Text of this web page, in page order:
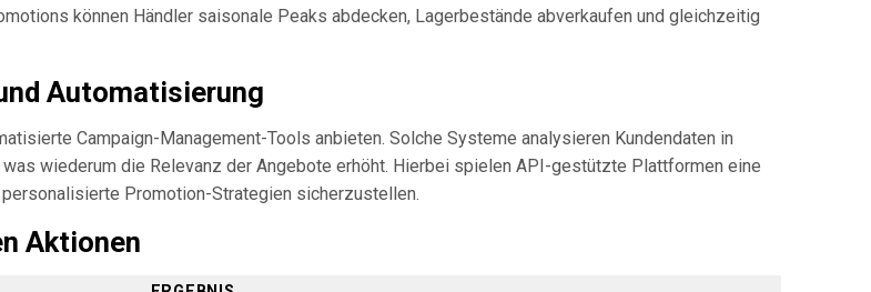
können Händler saisonale Peaks abdecken, Lagerbestände abverkaufen und gleichzeitig
Automatisierung
Campaign-Management-Tools anbieten. Solche Systeme analysieren Kundendaten in
wiederum die Relevanz der Angebote erhöht. Hierbei spielen API-gestützte Plattformen eine
Promotion-Strategien sicherzustellen.
Aktionen